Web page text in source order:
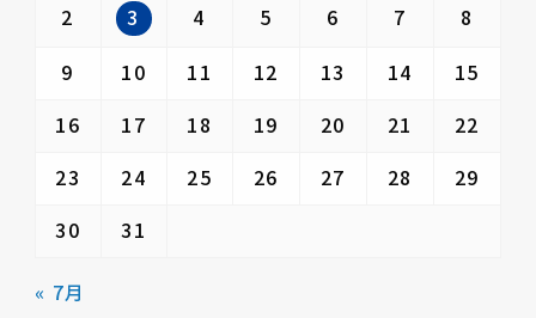
2
3 4 5 6 7
8
9
10 11 12 13 14
15
16
17 18 19 20 21
22
23
24 25 26 27 28
29
30
31
« 7月